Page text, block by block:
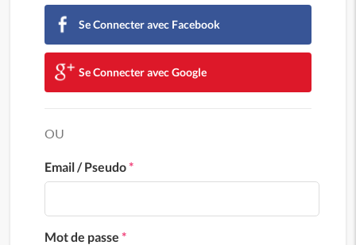
Se Connecter avec Facebook
Se Connecter avec Google
OU
Email / Pseudo*
Mot de passe *